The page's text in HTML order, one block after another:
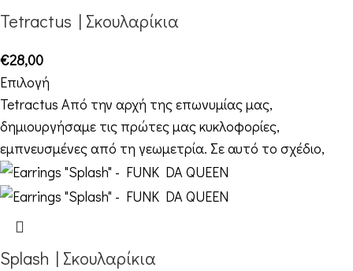
Tetractus | Σκουλαρίκια
€28,00
Επιλογή
Tetractus Από την αρχή της επωνυμίας μας,
δημιουργήσαμε τις πρώτες μας κυκλοφορίες,
εμπνευσμένες από τη γεωμετρία. Σε αυτό το σχέδιο,
Splash | Σκουλαρίκια